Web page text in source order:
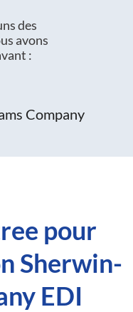
des
avons
:
Company
pour
Sherwin-
EDI